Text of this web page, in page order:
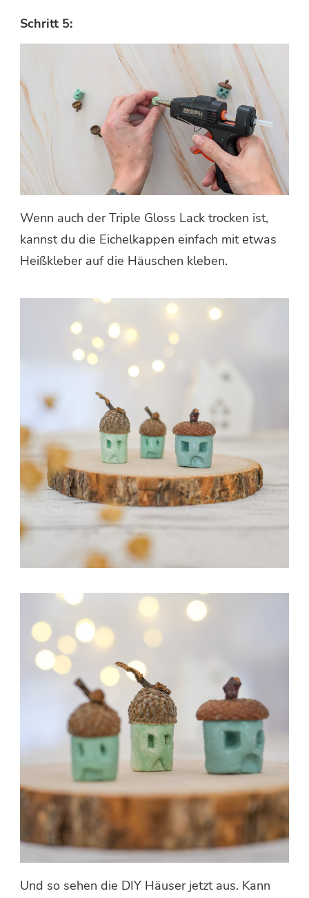
Schritt 5:
Wenn auch der Triple Gloss Lack trocken ist,
kannst du die Eichelkappen einfach mit etwas
Heißkleber auf die Häuschen kleben.
Und so sehen die DIY Häuser jetzt aus. Kann